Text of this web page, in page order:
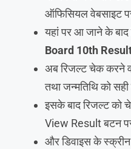
ऑफिसियल वेबसाइट
यहां पर आ जाने के बाद
Board 10th
अब रिजल्ट चेक करने
तथा जन्मतिथि को
इसके बाद रिजल्ट को
View Result बटन
और डिवाइस के स्क्रीन